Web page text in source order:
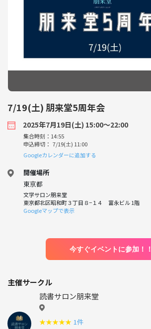
7/19(土) 朋来堂5周年会
2025年7月19日(土) 15:00〜22:00
集合時刻：14:55
申込締切： 7/19(土) 11:00
Googleカレンダーに追加する
開催場所
東京都
文学サロン朋来堂
東京都北区昭和町３丁目８−１４ 富永ビル 1階
Googleマップで表示
今すぐイベントに参加！！
主催サークル
読書サロン朋来堂
★★★★★ 1件